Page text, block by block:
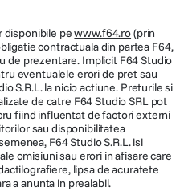
disponibile pewww.f64.ro(prin
contractuala din partea F64,
de prezentare. Implicit F64 Studio
eventualele erori de pret sau
S.R.L. la nicio actiune. Preturile si
de catre F64 Studio SRL pot
fiind influentat de factori externi
sau disponibilitatea
F64 Studio S.R.L. isi
omisiuni sau erori in afisare care
lipsa de acuratete
a anunta in prealabil.